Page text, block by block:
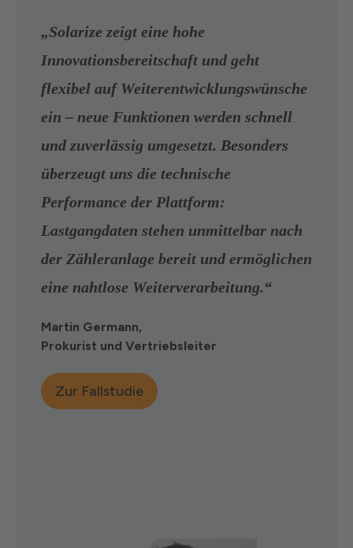
„Solarize zeigt eine hohe
Innovationsbereitschaft und geht
flexibel auf Weiterentwicklungswünsche
ein – neue Funktionen werden schnell
und zuverlässig umgesetzt. Besonders
überzeugt uns die technische
Performance der Plattform:
Lastgangdaten stehen unmittelbar nach
der Zähleranlage bereit und ermöglichen
eine nahtlose Weiterverarbeitung.“
Martin Germann,
Prokurist und Vertriebsleiter
Zur Fallstudie